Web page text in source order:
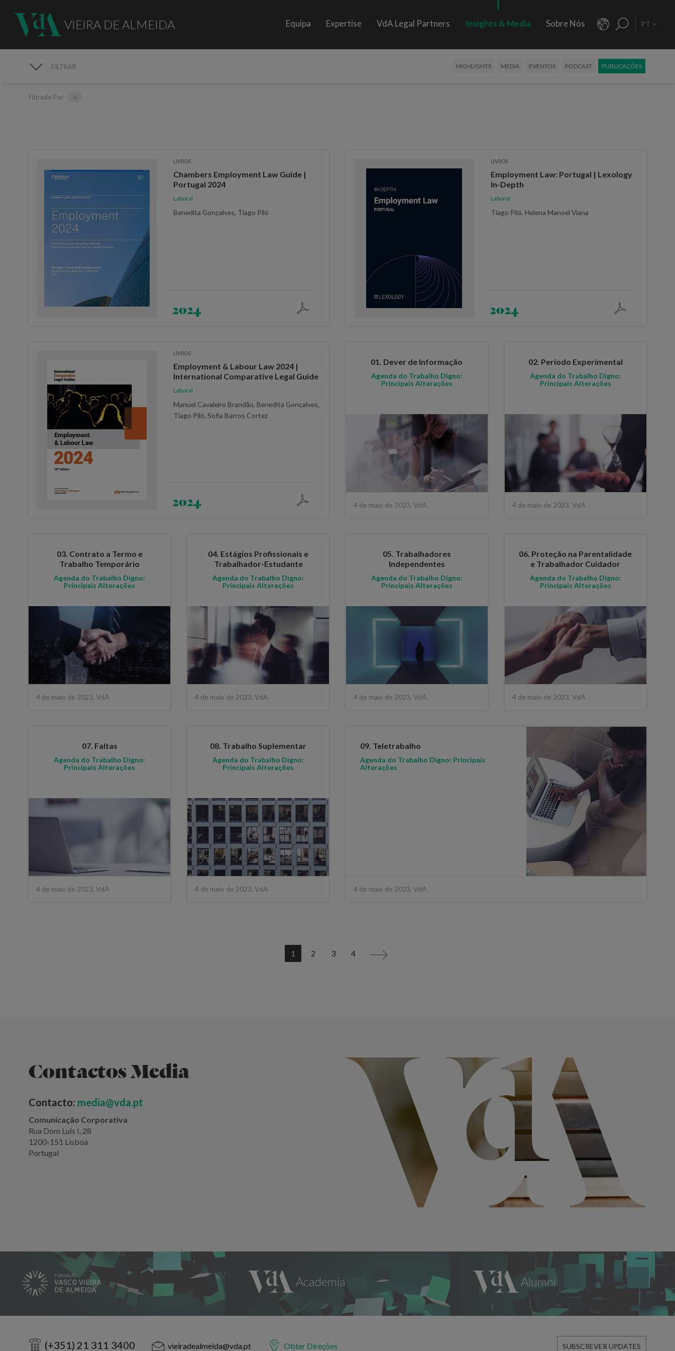
VIEIRA DE ALMEIDA Equipa Expertise VdA Legal Partners Insights & Media Sobre Nós PT
FILTRAR HIGHLIGHTS MEDIA EVENTOS PODCAST PUBLICAÇÕES
Filtrado Por
LIVROS
Chambers Employment Law Guide |
Portugal 2024
Laboral
Benedita Gonçalves, Tiago Piló
2024
LIVROS
Employment Law: Portugal | Lexology
In-Depth
Laboral
Tiago Piló, Helena Manoel Viana
2024
LIVROS
Employment & Labour Law 2024 |
International Comparative Legal Guide
Laboral
Manuel Cavaleiro Brandão, Benedita Gonçalves,
Tiago Piló, Sofia Barros Cortez
2024
01. Dever de Informação
Agenda do Trabalho Digno:
Principais Alterações
4 de maio de 2023, VdA
02. Período Experimental
Agenda do Trabalho Digno:
Principais Alterações
4 de maio de 2023, VdA
03. Contrato a Termo e
Trabalho Temporário
Agenda do Trabalho Digno:
Principais Alterações
4 de maio de 2023, VdA
04. Estágios Profissionais e
Trabalhador-Estudante
Agenda do Trabalho Digno:
Principais Alterações
4 de maio de 2023, VdA
05. Trabalhadores
Independentes
Agenda do Trabalho Digno:
Principais Alterações
4 de maio de 2023, VdA
06. Proteção na Parentalidade
e Trabalhador Cuidador
Agenda do Trabalho Digno:
Principais Alterações
4 de maio de 2023, VdA
07. Faltas
Agenda do Trabalho Digno:
Principais Alterações
4 de maio de 2023, VdA
08. Trabalho Suplementar
Agenda do Trabalho Digno:
Principais Alterações
4 de maio de 2023, VdA
09. Teletrabalho
Agenda do Trabalho Digno: Principais
Alterações
4 de maio de 2023, VdA
1 2 3 4 >
Contactos Media
Contacto: media@vda.pt
Comunicação Corporativa
Rua Dom Luis I, 28
1200-151 Lisboa
Portugal
(+351) 21 311 3400 vieiradealmeida@vda.pt Obter Direções SUBSCREVER UPDATES